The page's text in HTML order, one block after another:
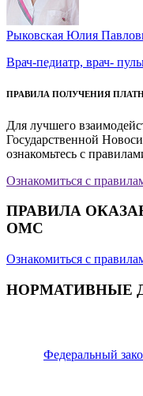
Рыковская Юлия
Врач-педиатр, врач-
ПРАВИЛА ПОЛУЧЕНИЯ
Для лучшего
Государственной
ознакомьтесь с
Ознакомиться с
ПРАВИЛА
ОМС
Ознакомиться с
НОРМАТИВНЫЕ
Федеральный